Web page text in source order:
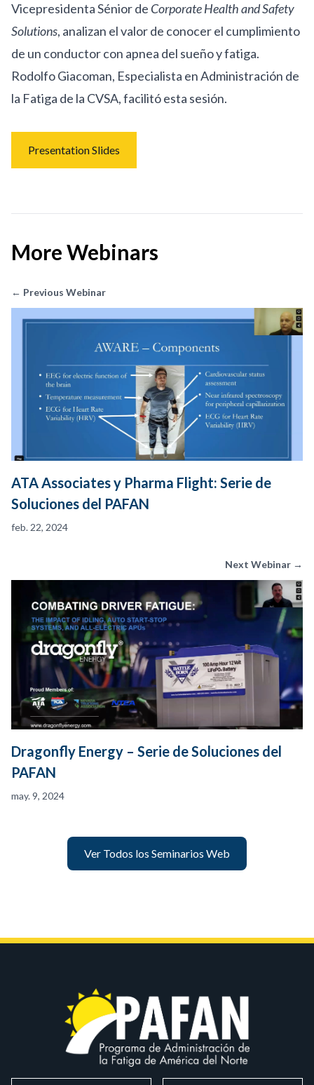
Vicepresidenta Sénior de Corporate Health and Safety
Solutions, analizan el valor de conocer el cumplimiento
de un conductor con apnea del sueño y fatiga.
Rodolfo Giacoman, Especialista en Administración de
la Fatiga de la CVSA, facilitó esta sesión.
Presentation Slides
More Webinars
← Previous Webinar
ATA Associates y Pharma Flight: Serie de
Soluciones del PAFAN
feb. 22, 2024
Next Webinar →
Dragonfly Energy – Serie de Soluciones del
PAFAN
may. 9, 2024
Ver Todos los Seminarios Web